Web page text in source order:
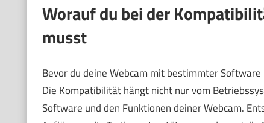
Worauf du bei der
musst
Bevor du deine Webcam mit bestimmter
Die Kompatibilität hängt nicht nur vom
Software und den Funktionen deiner Webcam.